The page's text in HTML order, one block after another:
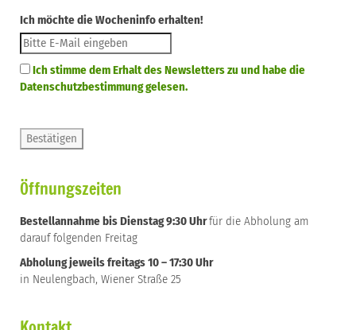
Ich möchte die Wocheninfo erhalten!
Ich stimme dem Erhalt des Newsletters zu und habe die
Datenschutzbestimmung gelesen.
Öffnungszeiten
Bestellannahme bis Dienstag 9:30 Uhrfür die Abholung am
darauf folgenden Freitag
Abholung jeweils freitags 10 – 17:30 Uhr
in Neulengbach, Wiener Straße 25